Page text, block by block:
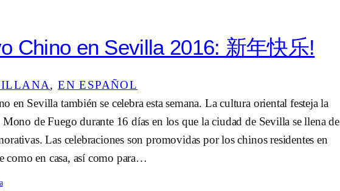
Chino en Sevilla 2016: 新年快乐!
, EN ESPAÑOL
en Sevilla también se celebra esta semana. La cultura oriental festeja la
de Fuego durante 16 días en los que la ciudad de Sevilla se llena de
Las celebraciones son promovidas por los chinos residentes en
como en casa, así como para…